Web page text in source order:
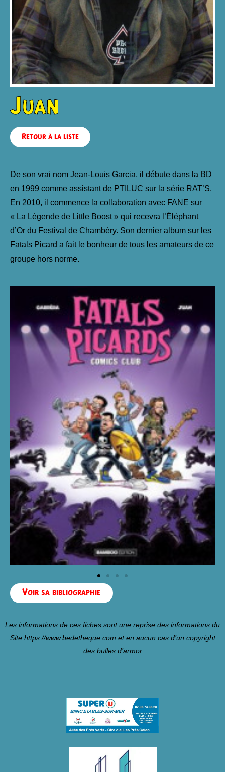
Juan
Retour à la liste
De son vrai nom Jean-Louis Garcia, il débute dans la BD
en 1999 comme assistant de PTILUC sur la série RAT’S.
En 2010, il commence la collaboration avec FANE sur
« La Légende de Little Boost » qui recevra l’Éléphant
d’Or du Festival de Chambéry. Son dernier album sur les
Fatals Picard a fait le bonheur de tous les amateurs de ce
groupe hors norme.
Voir sa bibliographie
Les informations de ces fiches sont une reprise des informations du
Site https://www.bedetheque.com et en aucun cas d’un copyright
des bulles d’armor